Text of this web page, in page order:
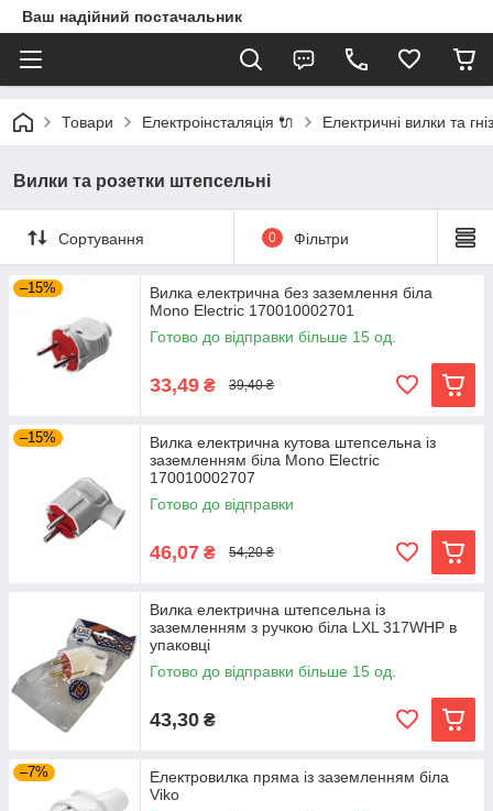
Ваш надійний постачальник
Товари Електроінсталяція 🔌 Електричні вилки та
Вилки та розетки штепсельні
Сортування 0 Фільтри
–15%
Вилка електрична без заземлення біла
Mono Electric 170010002701
Готово до відправки більше 15 од.
33,49 ₴ 39,40 ₴
–15%
Вилка електрична кутова штепсельна із
заземленням біла Mono Electric
170010002707
Готово до відправки
46,07 ₴ 54,20 ₴
Вилка електрична штепсельна із
заземленням з ручкою біла LXL 317WHP в
упаковці
Готово до відправки більше 15 од.
43,30 ₴
–7%
Електровилка пряма із заземленням біла
Viko